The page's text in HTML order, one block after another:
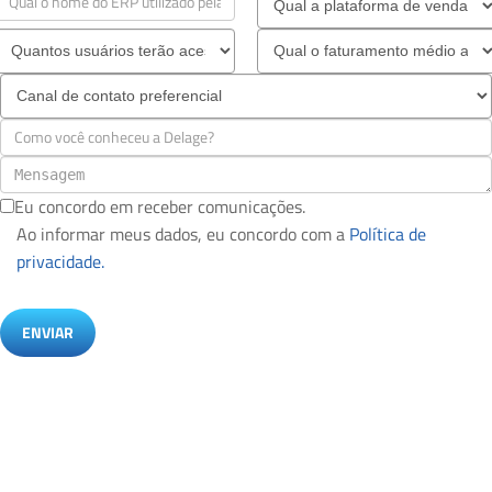
Eu concordo em receber comunicações.
Ao informar meus dados, eu concordo com a Política de
privacidade.